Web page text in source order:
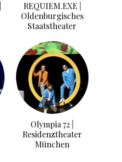
REQUIEM.EXE |
Oldenburgisches
Staatstheater
Olympia 72 |
Residenztheater
München